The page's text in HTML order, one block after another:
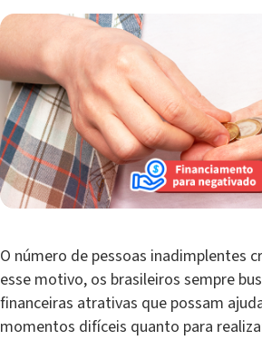
O número de pessoas inadimplentes
esse motivo, os brasileiros sempre
financeiras atrativas que possam
momentos difíceis quanto para